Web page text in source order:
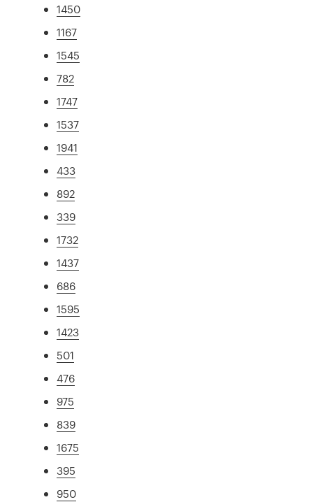
1450
1167
1545
782
1747
1537
1941
433
892
339
1732
1437
686
1595
1423
501
476
975
839
1675
395
950